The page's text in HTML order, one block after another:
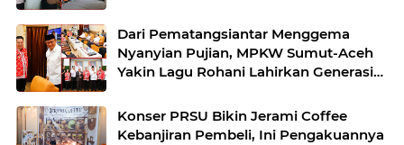
Dari Pematangsiantar Menggema
Nyanyian Pujian, MPKW Sumut-Aceh
Yakin Lagu Rohani Lahirkan Generasi
Konser PRSU Bikin Jerami Coffee
Kebanjiran Pembeli, Ini Pengakuannya